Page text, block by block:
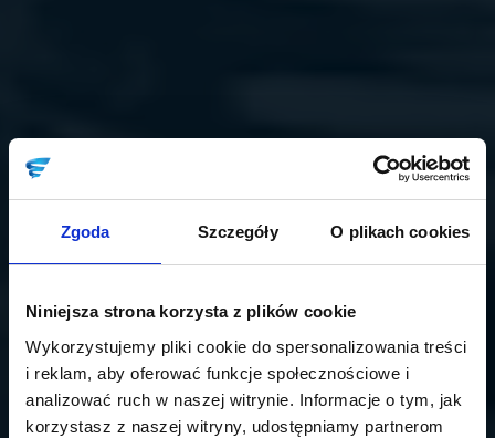
Zgoda Szczegóły O plikach cookies
Niniejsza strona korzysta z plików cookie
Wykorzystujemy pliki cookie do spersonalizowania treści
i reklam, aby oferować funkcje społecznościowe i
analizować ruch w naszej witrynie. Informacje o tym, jak
korzystasz z naszej witryny, udostępniamy partnerom